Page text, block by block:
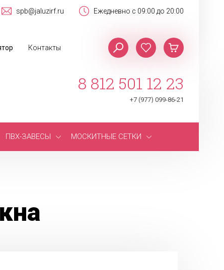
Ежедневно с 09:00 до 20:00
spb@jaluzirf.ru
Контакты
8 812 501 12 23
+7 (977) 099-86-21
ПВХ-ЗАВЕСЫ МОСКИТНЫЕ СЕТКИ